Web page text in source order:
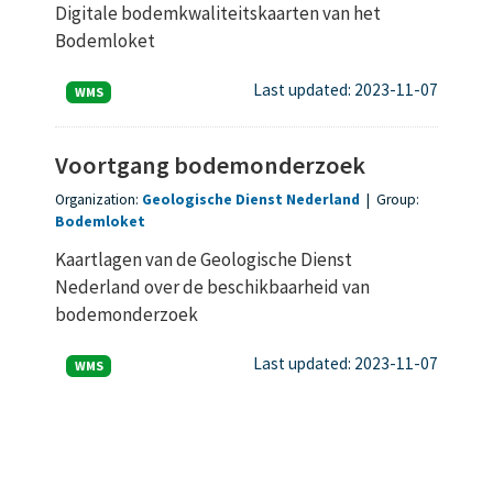
Digitale bodemkwaliteitskaarten van het
Bodemloket
WMS Last updated: 2023-11-07
Voortgang bodemonderzoek
Organization: Geologische Dienst Nederland | Group:
Bodemloket
Kaartlagen van de Geologische Dienst
Nederland over de beschikbaarheid van
bodemonderzoek
WMS Last updated: 2023-11-07